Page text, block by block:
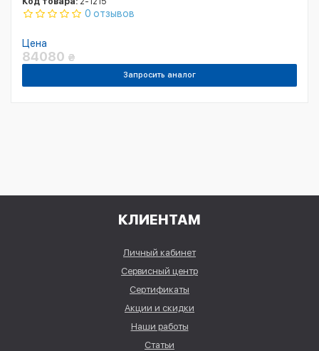
0 отзывов
Цена
84080 ₴
Запросить аналог
КЛИЕНТАМ
Личный кабинет
Сервисный центр
Сертификаты
Акции и скидки
Наши работы
Статьи